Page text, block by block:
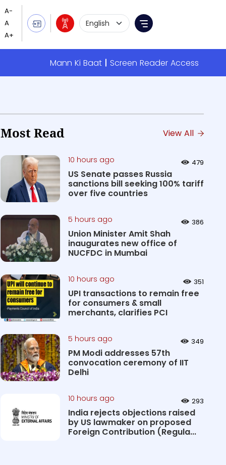
Language Selection
Menu
Mann Ki Baat Screen Reader Access
Most Read View All
10 hours ago 479
US Senate passes Russia
sanctions bill seeking 100% tariff
over five countries
5 hours ago 386
Union Minister Amit Shah
inaugurates new office of
NUCFDC in Mumbai
10 hours ago 351
UPI transactions to remain free
for consumers & small
merchants, clarifies PCI
5 hours ago 349
PM Modi addresses 57th
convocation ceremony of IIT
Delhi
10 hours ago 293
India rejects objections raised
by US lawmaker on proposed
Foreign Contribution (Regula...